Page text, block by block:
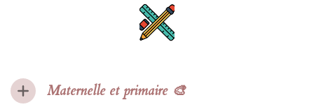
Maternelle et primaire 🎨